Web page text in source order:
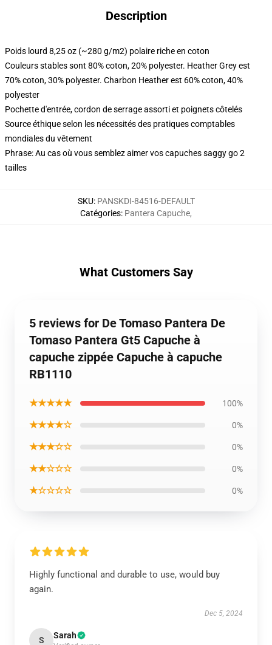
Description
Poids lourd 8,25 oz (~280 g/m2) polaire riche en coton
Couleurs stables sont 80% coton, 20% polyester. Heather Grey est
70% coton, 30% polyester. Charbon Heather est 60% coton, 40%
polyester
Pochette d'entrée, cordon de serrage assorti et poignets côtelés
Source éthique selon les nécessités des pratiques comptables
mondiales du vêtement
Phrase: Au cas où vous semblez aimer vos capuches saggy go 2
tailles
SKU: PANSKDI-84516-DEFAULT
Catégories: Pantera Capuche,
What Customers Say
5 reviews for De Tomaso Pantera De
Tomaso Pantera Gt5 Capuche à
capuche zippée Capuche à capuche
RB1110
★★★★★ 100%
★★★★☆ 0%
★★★☆☆ 0%
★★☆☆☆ 0%
★☆☆☆☆ 0%
Highly functional and durable to use, would buy
again.
Dec 5, 2024
S Sarah